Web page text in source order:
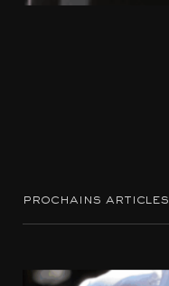
prochains articles